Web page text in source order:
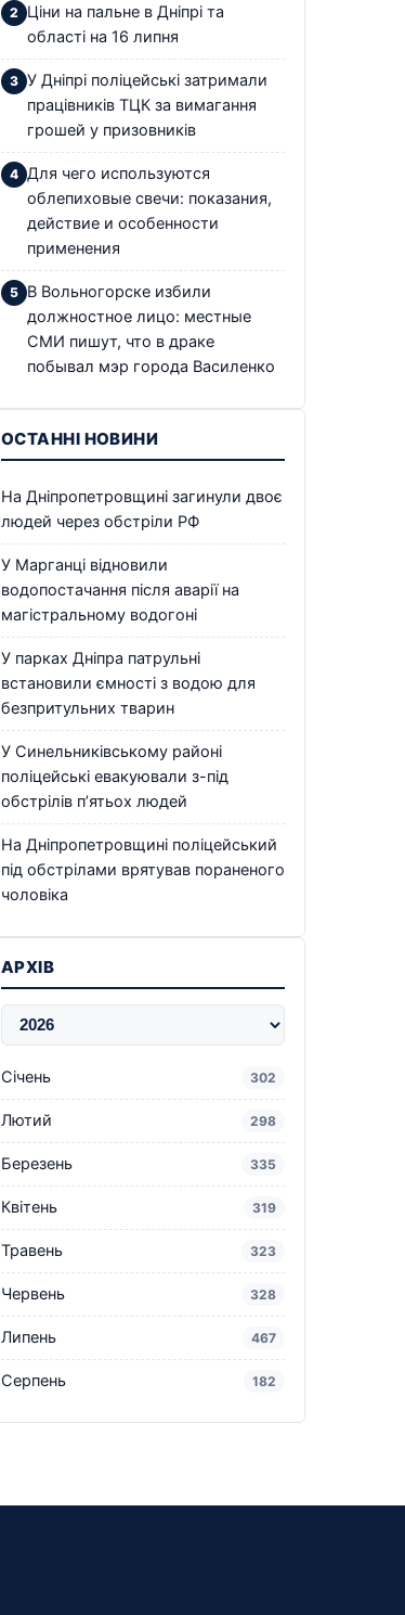
Ціни на пальне в Дніпрі та
області на 16 липня
У Дніпрі поліцейські затримали
працівників ТЦК за вимагання
грошей у призовників
Для чего используются
облепиховые свечи: показания,
действие и особенности
применения
В Вольногорске избили
должностное лицо: местные
СМИ пишут, что в драке
побывал мэр города Василенко
ОСТАННІ НОВИНИ
На Дніпропетровщині загинули двоє
людей через обстріли РФ
У Марганці відновили
водопостачання після аварії на
магістральному водогоні
У парках Дніпра патрульні
встановили ємності з водою для
безпритульних тварин
У Синельниківському районі
поліцейські евакуювали з-під
обстрілів п’ятьох людей
На Дніпропетровщині поліцейський
під обстрілами врятував пораненого
чоловіка
АРХІВ
Січень 302
Лютий 298
Березень 335
Квітень 319
Травень 323
Червень 328
Липень 467
Серпень 182